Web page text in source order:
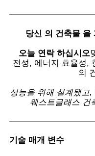
당신 의 건축물 을
오늘 연락 하십시오
전성, 에너지 효율성,
의
성능을 위해 설계됐고
웨스트글래스 건
기술 매개 변수